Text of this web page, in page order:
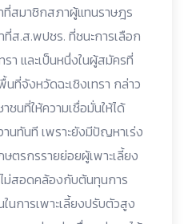
ที่สมาชิกสภาผู้แทนราษฎร
ที่ส.ส.พปชร. ที่ชนะการเลือก
า และเป็นหนึ่งในผู้สมัครที่
ที่จังหวัดฉะเชิงเทรา กล่าว
นที่ให้ความเชื่อมั่นให้ได้
นทันที เพราะยังมีปัญหาเร่ง
ตรกรรายย่อยผู้เพาะเลี้ยง
ม่สอดคล้องกับต้นทุนการ
นการเพาะเลี้ยงปรับตัวสูง